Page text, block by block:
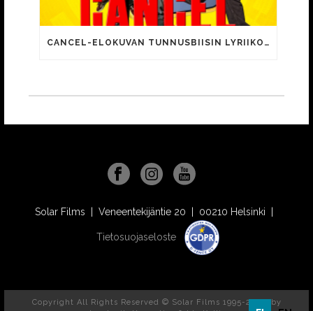
CANCEL-ELOKUVAN TUNNUSBIISIN LYRIIKOISSA TUTTUJA MEEMIHOKEMIA YOUTUBE-VIDEOILTA!
Solar Films | Veneentekijäntie 20 | 00210 Helsinki |
Tietosuojaseloste
Copyright All Rights Reserved © Solar Films 1995-2026, by